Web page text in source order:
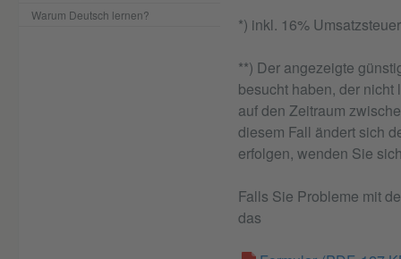
Warum Deutsch lernen?
*) inkl. 16% Umsatzsteuer
**) Der angezeigte
besucht haben, der
auf den Zeitraum
diesem Fall ändert sich
erfolgen, wenden Sie
Falls Sie Probleme mit
das